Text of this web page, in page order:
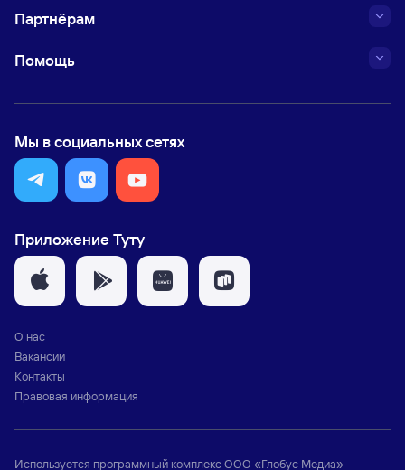
Партнёрам
Помощь
Мы в социальных сетях
Приложение Туту
О нас
Вакансии
Контакты
Правовая информация
Используется программный комплексООО «Глобус Медиа»